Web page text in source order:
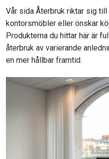
Vår sida Återbruk riktar sig
kontorsmöbler eller önskar
Produkterna du hittar här är
återbruk av varierande
en mer hållbar framtid.